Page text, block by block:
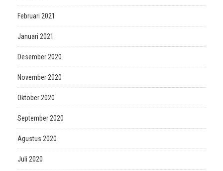
Februari 2021
Januari 2021
Desember 2020
November 2020
Oktober 2020
September 2020
Agustus 2020
Juli 2020